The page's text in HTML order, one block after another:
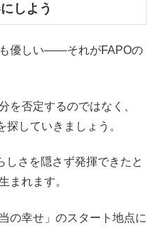
しよう
優しい——それがFAPOの
を否定するのではなく、
探していきましょう。
しさを隠さず発揮できたと
まれます。
の幸せ」のスタート地点に